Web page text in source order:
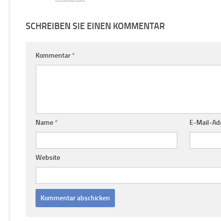
SCHREIBEN SIE EINEN KOMMENTAR
Kommentar *
Name * E-Mail-
Website